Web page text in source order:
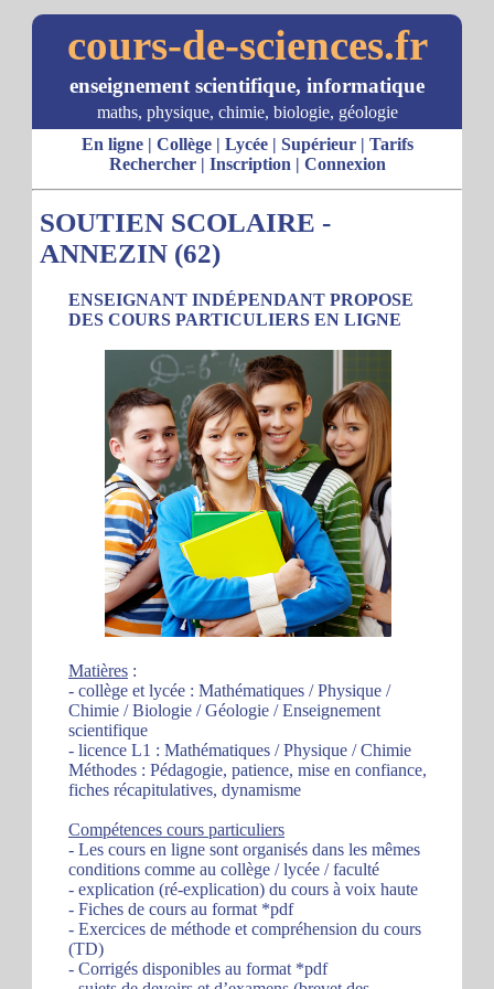
cours-de-sciences.fr
enseignement scientifique, informatique
maths, physique, chimie, biologie, géologie
En ligne| Collège| Lycée| Supérieur| Tarifs
Rechercher| Inscription | Connexion
SOUTIEN SCOLAIRE -
ANNEZIN (62)
ENSEIGNANT INDÉPENDANT PROPOSE
DES COURS PARTICULIERS EN LIGNE
Matières :
- collège et lycée : Mathématiques / Physique /
Chimie / Biologie / Géologie / Enseignement
scientifique
- licence L1 : Mathématiques / Physique / Chimie
Méthodes : Pédagogie, patience, mise en confiance,
fiches récapitulatives, dynamisme
Compétences cours particuliers
- Les cours en ligne sont organisés dans les mêmes
conditions comme au collège / lycée / faculté
- explication (ré-explication) du cours à voix haute
- Fiches de cours au format *pdf
- Exercices de méthode et compréhension du cours
(TD)
- Corrigés disponibles au format *pdf